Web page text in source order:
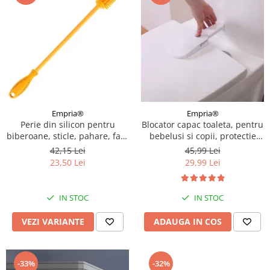
Empria®
Perie din silicon pentru
biberoane, sticle, pahare, fara
BPA, sterilizabila, Empria,
Diverse culori
42,15 Lei
23,50 Lei
IN STOC
VEZI VARIANTE
Empria®
Blocator capac toaleta, pentru
bebelusi si copii, protectie
was WC, Empria, siguranta
WC, 22.3 x 7.5 x 3 cm, alb
45,99 Lei
29,99 Lei
IN STOC
ADAUGA IN COS
-33% -32%